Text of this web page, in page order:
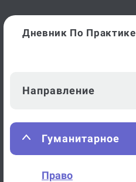
Дневник По Практике
Направление
Гуманитарное
Право